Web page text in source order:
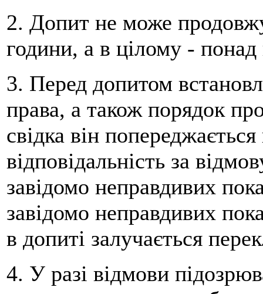
2. Допит не може
години, а в цілому - понад
3. Перед допитом
права, а також порядок
свідка він
відповідальність за
завідомо неправдивих
завідомо неправдивих
в допиті залучається
4. У разі відмови